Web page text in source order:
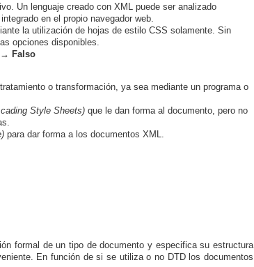
Un lenguaje creado con XML puede ser analizado
en el propio navegador web.
la utilización de hojas de estilo CSS solamente. Sin
opciones disponibles.
→ Falso
o transformación, ya sea mediante un programa o
Style Sheets) que le dan forma al documento, pero no
para dar forma a los documentos XML.
formal de un tipo de documento y especifica su estructura
En función de si se utiliza o no DTD los documentos